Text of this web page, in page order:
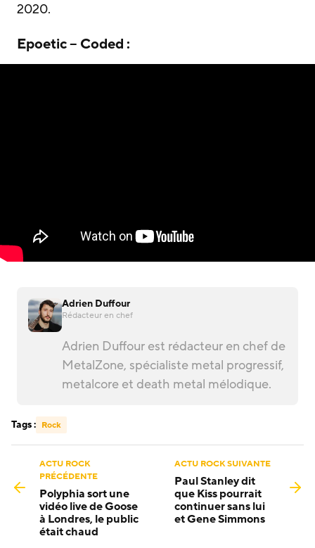
2020.
Epoetic – Coded :
Adrien Duffour
Rédacteur en chef
Adrien Duffour est rédacteur en chef de
MetalZone, spécialiste metal progressif,
metalcore et death metal mélodique.
Tags : Rock
ACTU ROCK
PRÉCÉDENTE
Polyphia sort une
vidéo live de Goose
à Londres, le public
était chaud
ACTU ROCK SUIVANTE
Paul Stanley dit
que Kiss pourrait
continuer sans lui
et Gene Simmons